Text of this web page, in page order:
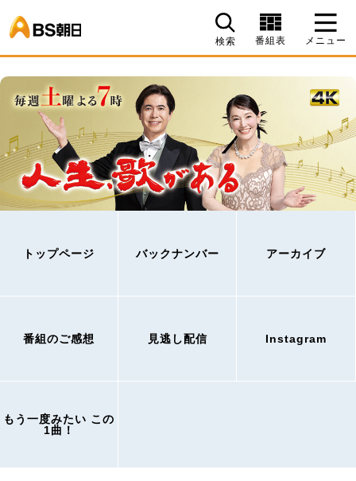
検索 番組表 メニュー
トップページ バックナンバー アーカイブ
番組のご感想 見逃し配信 Instagram
もう一度みたい この
1曲！